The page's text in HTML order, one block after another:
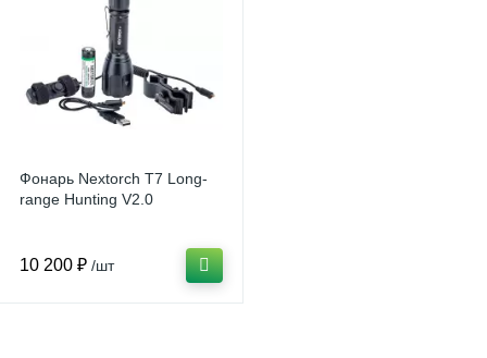
Фонарь Nextorch T7 Long-
range Hunting V2.0
10 200 ₽ /шт